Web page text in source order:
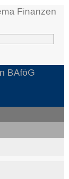
Finanzen
BAföG